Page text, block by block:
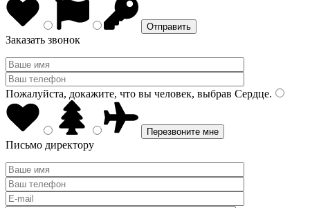
Заказать звонок
Пожалуйста, докажите, что вы человек, выбрав Сердце.
Письмо директору